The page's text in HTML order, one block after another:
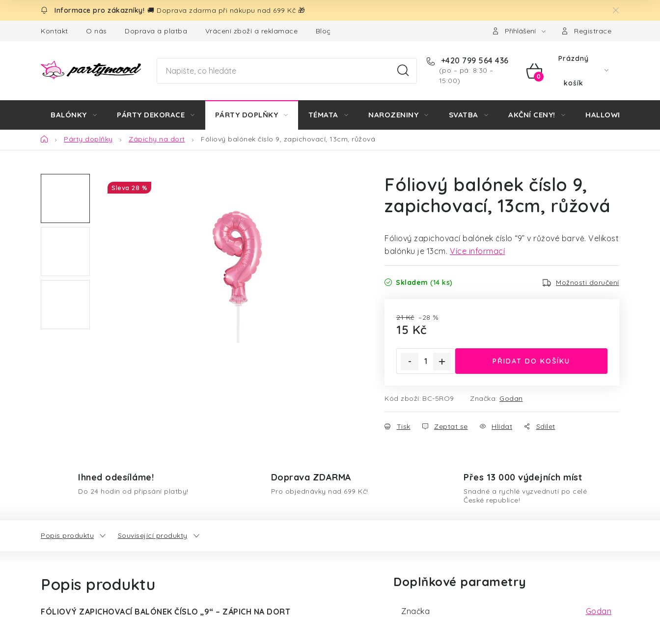
🚚 Doprava zdarma při nákupu nad 699 Kč 🎁
Kontakt O nás Doprava a platba Vrácení zboží a reklamace Blog Přihlášení Registrace
+420 799 564 436
(po – pá: 8:30 –
15:00)
NÁKUPNÍ
Prázdný
košík
BALÓNKY PÁRTY DEKORACE PÁRTY DOPLŇKY TÉMATA NAROZENINY SVATBA AKČNÍ CENY! HALLOWEEN
DomůPárty doplňky Zápichy na dort Fóliový balónek číslo 9, zapichovací, 13cm, růžová
Fóliový balónek číslo 9,
zapichovací, 13cm, růžová
Fóliový zapichovací balónek číslo “9” v růžové barvě. Velikost
balónku je 13cm. Více informací
Skladem (14 ks) Možnosti doručení
21 Kč –28 %
15 Kč
PŘIDAT DO KOŠÍKU
Kód zboží: BC-5RO9 Značka: Godan
Tisk Zeptat se Hlídat Sdílet
28 %
Ihned odesíláme!
Do 24 hodin od připsání platby!
Doprava ZDARMA
Pro objednávky nad 699 Kč!
Přes 13 000 výdejních míst
Snadné a rychlé vyzvednutí po celé
České republice!
Popis produktu Související produkty
Popis produktu
FÓLIOVÝ ZAPICHOVACÍ BALÓNEK ČÍSLO „9“ – ZÁPICH NA DORT
Doplňkové parametry
Značka Godan